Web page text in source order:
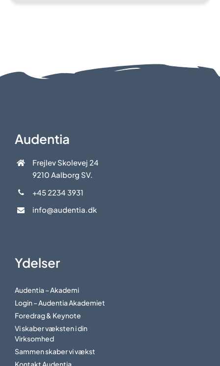
Audentia
Frejlev Skolevej 24
9210 Aalborg SV.
+45 2234 3931
info@audentia.dk
Ydelser
Audentia – Akademi
Login – Audentia Akademiet
Foredrag & Keynote
Vi skaber væksten i din
Virksomhed
Sammen skaber vi vækst
Kontakt Audentia